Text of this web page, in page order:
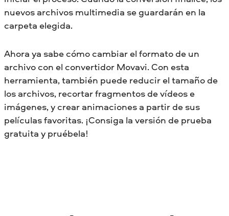
nuevos archivos multimedia se guardarán en la
carpeta elegida.
Ahora ya sabe cómo cambiar el formato de un
archivo con el convertidor Movavi. Con esta
herramienta, también puede reducir el tamaño de
los archivos, recortar fragmentos de vídeos e
imágenes, y crear animaciones a partir de sus
películas favoritas. ¡Consiga la versión de prueba
gratuita y pruébela!